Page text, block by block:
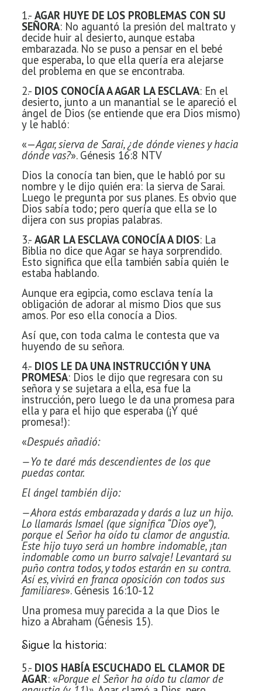
1.- AGAR HUYE DE LOS PROBLEMAS CON SU
SEÑORA: No aguantó la presión del maltrato y
decide huir al desierto, aunque estaba
embarazada. No se puso a pensar en el bebé
que esperaba, lo que ella quería era alejarse
del problema en que se encontraba.
2.- DIOS CONOCÍA A AGAR LA ESCLAVA: En el
desierto, junto a un manantial se le apareció el
ángel de Dios (se entiende que era Dios mismo)
y le habló:
«—Agar, sierva de Sarai, ¿de dónde vienes y hacia
dónde vas?». Génesis 16:8 NTV
Dios la conocía tan bien, que le habló por su
nombre y le dijo quién era: la sierva de Sarai.
Luego le pregunta por sus planes. Es obvio que
Dios sabía todo; pero quería que ella se lo
dijera con sus propias palabras.
3.- AGAR LA ESCLAVA CONOCÍA A DIOS: La
Biblia no dice que Agar se haya sorprendido.
Esto significa que ella también sabía quién le
estaba hablando.
Aunque era egipcia, como esclava tenía la
obligación de adorar al mismo Dios que sus
amos. Por eso ella conocía a Dios.
Así que, con toda calma le contesta que va
huyendo de su señora.
4.- DIOS LE DA UNA INSTRUCCIÓN Y UNA
PROMESA: Dios le dijo que regresara con su
señora y se sujetara a ella, esa fue la
instrucción, pero luego le da una promesa para
ella y para el hijo que esperaba (¡Y qué
promesa!):
«Después añadió:
—Yo te daré más descendientes de los que
puedas contar.
El ángel también dijo:
—Ahora estás embarazada y darás a luz un hijo.
Lo llamarás Ismael (que significa “Dios oye”),
porque el Señor ha oído tu clamor de angustia.
Este hijo tuyo será un hombre indomable, ¡tan
indomable como un burro salvaje! Levantará su
puño contra todos, y todos estarán en su contra.
Así es, vivirá en franca oposición con todos sus
familiares». Génesis 16:10-12
Una promesa muy parecida a la que Dios le
hizo a Abraham (Génesis 15).
Sigue la historia:
5.- DIOS HABÍA ESCUCHADO EL CLAMOR DE
AGAR: «Porque el Señor ha oído tu clamor de